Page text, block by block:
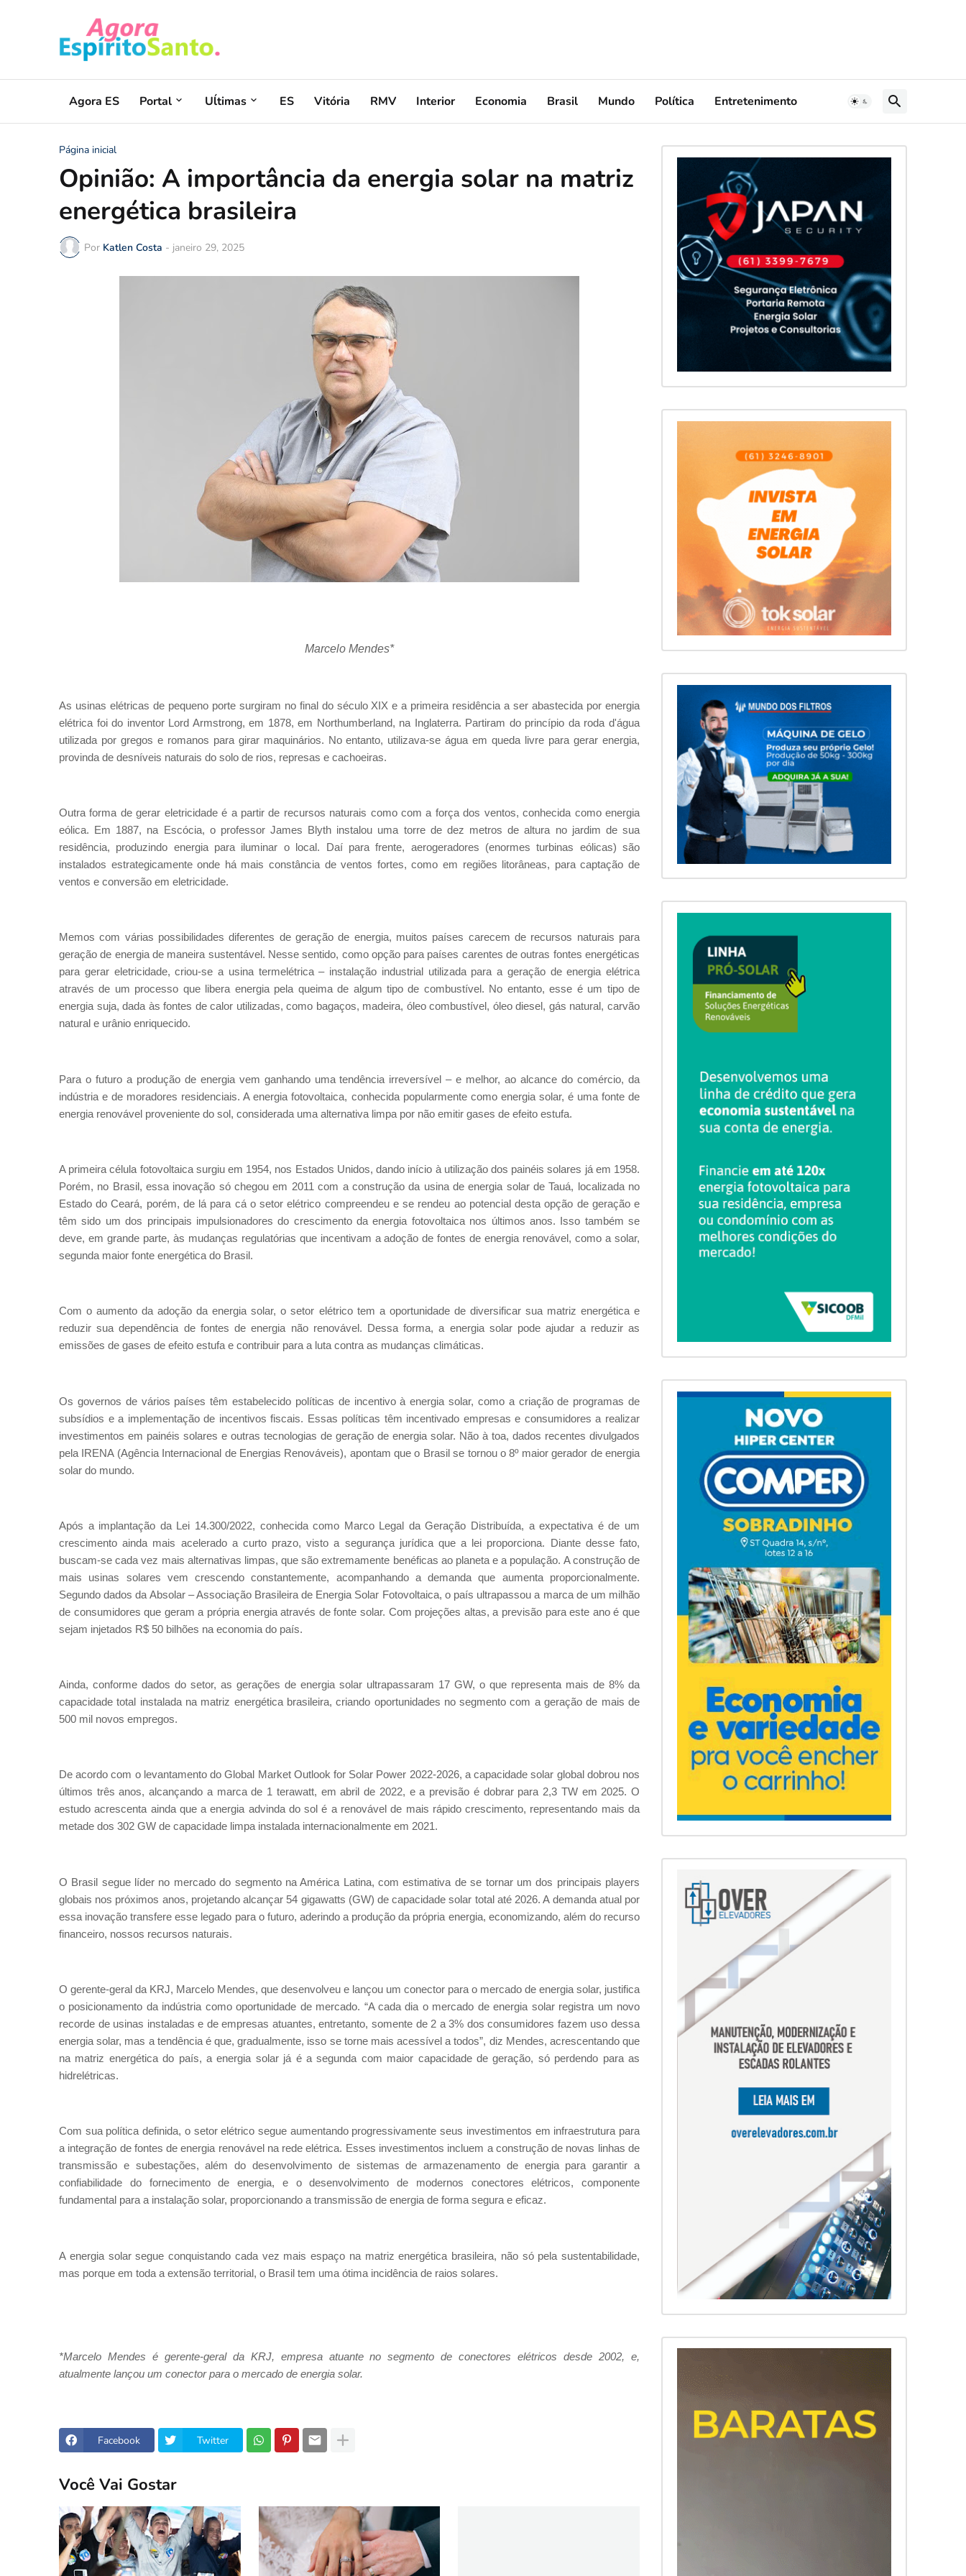
Agora ES Portal Uĺtimas ES Vitória RMV Interior Economia Brasil Mundo Política Entretenimento
Página inicial
Opinião: A importância da energia solar na matriz
energética brasileira
Por Katlen Costa - janeiro 29, 2025
Marcelo Mendes*
As usinas elétricas de pequeno porte surgiram no final do século XIX e a primeira residência a ser abastecida por energia
elétrica foi do inventor Lord Armstrong, em 1878, em Northumberland, na Inglaterra. Partiram do princípio da roda d'água
utilizada por gregos e romanos para girar maquinários. No entanto, utilizava-se água em queda livre para gerar energia,
provinda de desníveis naturais do solo de rios, represas e cachoeiras.
Outra forma de gerar eletricidade é a partir de recursos naturais como com a força dos ventos, conhecida como energia
eólica. Em 1887, na Escócia, o professor James Blyth instalou uma torre de dez metros de altura no jardim de sua
residência, produzindo energia para iluminar o local. Daí para frente, aerogeradores (enormes turbinas eólicas) são
instalados estrategicamente onde há mais constância de ventos fortes, como em regiões litorâneas, para captação de
ventos e conversão em eletricidade.
Memos com várias possibilidades diferentes de geração de energia, muitos países carecem de recursos naturais para
geração de energia de maneira sustentável. Nesse sentido, como opção para países carentes de outras fontes energéticas
para gerar eletricidade, criou-se a usina termelétrica – instalação industrial utilizada para a geração de energia elétrica
através de um processo que libera energia pela queima de algum tipo de combustível. No entanto, esse é um tipo de
energia suja, dada às fontes de calor utilizadas, como bagaços, madeira, óleo combustível, óleo diesel, gás natural, carvão
natural e urânio enriquecido.
Para o futuro a produção de energia vem ganhando uma tendência irreversível – e melhor, ao alcance do comércio, da
indústria e de moradores residenciais. A energia fotovoltaica, conhecida popularmente como energia solar, é uma fonte de
energia renovável proveniente do sol, considerada uma alternativa limpa por não emitir gases de efeito estufa.
A primeira célula fotovoltaica surgiu em 1954, nos Estados Unidos, dando início à utilização dos painéis solares já em 1958.
Porém, no Brasil, essa inovação só chegou em 2011 com a construção da usina de energia solar de Tauá, localizada no
Estado do Ceará, porém, de lá para cá o setor elétrico compreendeu e se rendeu ao potencial desta opção de geração e
têm sido um dos principais impulsionadores do crescimento da energia fotovoltaica nos últimos anos. Isso também se
deve, em grande parte, às mudanças regulatórias que incentivam a adoção de fontes de energia renovável, como a solar,
segunda maior fonte energética do Brasil.
Com o aumento da adoção da energia solar, o setor elétrico tem a oportunidade de diversificar sua matriz energética e
reduzir sua dependência de fontes de energia não renovável. Dessa forma, a energia solar pode ajudar a reduzir as
emissões de gases de efeito estufa e contribuir para a luta contra as mudanças climáticas.
Os governos de vários países têm estabelecido políticas de incentivo à energia solar, como a criação de programas de
subsídios e a implementação de incentivos fiscais. Essas políticas têm incentivado empresas e consumidores a realizar
investimentos em painéis solares e outras tecnologias de geração de energia solar. Não à toa, dados recentes divulgados
pela IRENA (Agência Internacional de Energias Renováveis), apontam que o Brasil se tornou o 8º maior gerador de energia
solar do mundo.
Após a implantação da Lei 14.300/2022, conhecida como Marco Legal da Geração Distribuída, a expectativa é de um
crescimento ainda mais acelerado a curto prazo, visto a segurança jurídica que a lei proporciona. Diante desse fato,
buscam-se cada vez mais alternativas limpas, que são extremamente benéficas ao planeta e a população. A construção de
mais usinas solares vem crescendo constantemente, acompanhando a demanda que aumenta proporcionalmente.
Segundo dados da Absolar – Associação Brasileira de Energia Solar Fotovoltaica, o país ultrapassou a marca de um milhão
de consumidores que geram a própria energia através de fonte solar. Com projeções altas, a previsão para este ano é que
sejam injetados R$ 50 bilhões na economia do país.
Ainda, conforme dados do setor, as gerações de energia solar ultrapassaram 17 GW, o que representa mais de 8% da
capacidade total instalada na matriz energética brasileira, criando oportunidades no segmento com a geração de mais de
500 mil novos empregos.
De acordo com o levantamento do Global Market Outlook for Solar Power 2022-2026, a capacidade solar global dobrou nos
últimos três anos, alcançando a marca de 1 terawatt, em abril de 2022, e a previsão é dobrar para 2,3 TW em 2025. O
estudo acrescenta ainda que a energia advinda do sol é a renovável de mais rápido crescimento, representando mais da
metade dos 302 GW de capacidade limpa instalada internacionalmente em 2021.
O Brasil segue líder no mercado do segmento na América Latina, com estimativa de se tornar um dos principais players
globais nos próximos anos, projetando alcançar 54 gigawatts (GW) de capacidade solar total até 2026. A demanda atual por
essa inovação transfere esse legado para o futuro, aderindo a produção da própria energia, economizando, além do recurso
financeiro, nossos recursos naturais.
O gerente-geral da KRJ, Marcelo Mendes, que desenvolveu e lançou um conector para o mercado de energia solar, justifica
o posicionamento da indústria como oportunidade de mercado. “A cada dia o mercado de energia solar registra um novo
recorde de usinas instaladas e de empresas atuantes, entretanto, somente de 2 a 3% dos consumidores fazem uso dessa
energia solar, mas a tendência é que, gradualmente, isso se torne mais acessível a todos”, diz Mendes, acrescentando que
na matriz energética do país, a energia solar já é a segunda com maior capacidade de geração, só perdendo para as
hidrelétricas.
Com sua política definida, o setor elétrico segue aumentando progressivamente seus investimentos em infraestrutura para
a integração de fontes de energia renovável na rede elétrica. Esses investimentos incluem a construção de novas linhas de
transmissão e subestações, além do desenvolvimento de sistemas de armazenamento de energia para garantir a
confiabilidade do fornecimento de energia, e o desenvolvimento de modernos conectores elétricos, componente
fundamental para a instalação solar, proporcionando a transmissão de energia de forma segura e eficaz.
A energia solar segue conquistando cada vez mais espaço na matriz energética brasileira, não só pela sustentabilidade,
mas porque em toda a extensão territorial, o Brasil tem uma ótima incidência de raios solares.
*Marcelo Mendes é gerente-geral da KRJ, empresa atuante no segmento de conectores elétricos desde 2002, e,
atualmente lançou um conector para o mercado de energia solar.
Facebook Twitter
Você Vai Gostar